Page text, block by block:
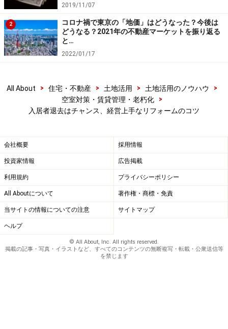
うになります。
新築物件以外ではデザインを変えるチャンスは限られて
います。その意味で入居者が退去した際に行う原状回復
工事は、イメージチェンジのための数少ない機会といえ
「いつもの内装屋に頼んで元通りになったから、原状回
なのです。
※記事内容は執筆時点のものです。最新の内容をご確認くださ
い。
2019/11/07
2
コロナ禍で東京の「地価」はどうなった？今後は
どうなる？2021年の不動産マーケットを振り返る
と…
2022/01/17
All About > 住宅・不動産 > 土地活用 > 土地活用のノウハウ
>
空室対策・賃貸管理・老朽化
>
入居者退去はチャンス、経営上手なリフォームのコツ
会社概要 採用情報
投資家情報 広告掲載
利用規約 プライバシーポリシー
All Aboutについて 著作権・商標・免責
当サイトの情報についての注意 サイトマップ
ヘルプ
© All About, Inc. All rights reserved.
掲載の記事・写真・イラストなど、すべてのコンテンツの無断複写・転載・公衆送信等
を禁じます